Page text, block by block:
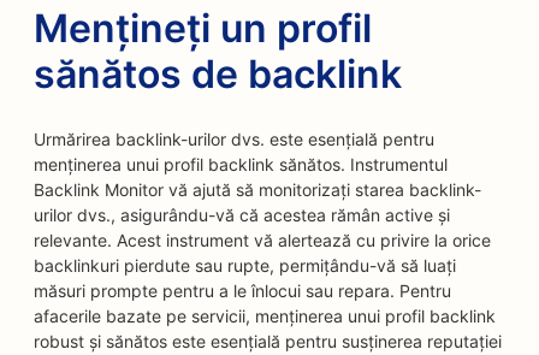
Mențineți un profil
sănătos de backlink
Urmărirea backlink-urilor dvs. este esențială pentru
menținerea unui profil backlink sănătos. Instrumentul
Backlink Monitor vă ajută să monitorizați starea backlink-
urilor dvs., asigurându-vă că acestea rămân active și
relevante. Acest instrument vă alertează cu privire la orice
backlinkuri pierdute sau rupte, permițându-vă să luați
măsuri prompte pentru a le înlocui sau repara. Pentru
afacerile bazate pe servicii, menținerea unui profil backlink
robust și sănătos este esențială pentru susținerea reputației